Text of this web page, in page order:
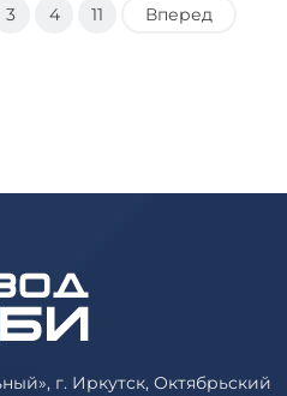
3 4 11 Вперед
г. Иркутск, Октябрьский